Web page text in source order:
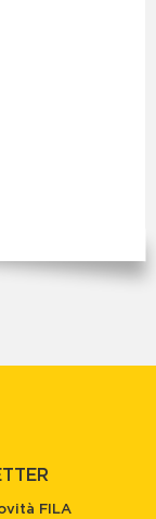
FILA